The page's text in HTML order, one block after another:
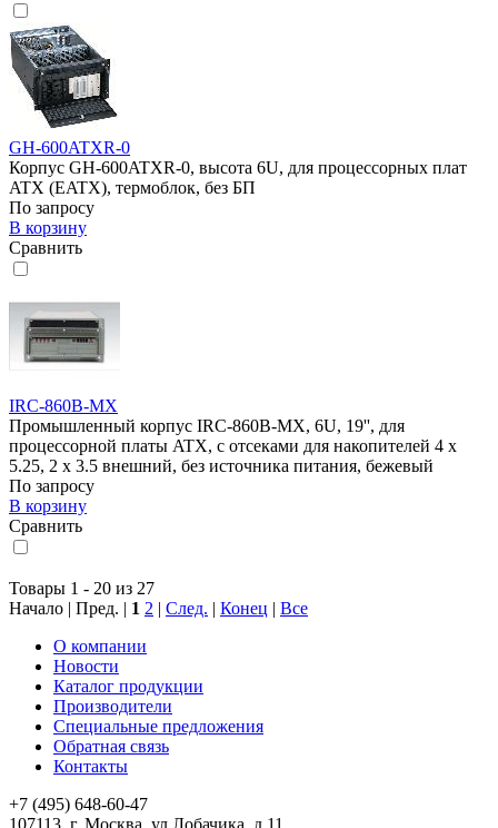
GH-600ATXR-0
Корпус GH-600ATXR-0, высота 6U, для процессорных плат
ATX (EATX), термоблок, без БП
По запросу
В корзину
Сравнить
IRC-860B-MХ
Промышленный корпус IRC-860B-MХ, 6U, 19'', для
процессорной платы ATX, с отсеками для накопителей 4 x
5.25, 2 x 3.5 внешний, без источника питания, бежевый
По запросу
В корзину
Сравнить
Товары 1 - 20 из 27
Начало | Пред. | 1 2 | След. | Конец | Все
О компании
Новости
Каталог продукции
Производители
Специальные предложения
Обратная связь
Контакты
+7 (495) 648-60-47
107113, г. Москва, ул.Лобачика, д.11